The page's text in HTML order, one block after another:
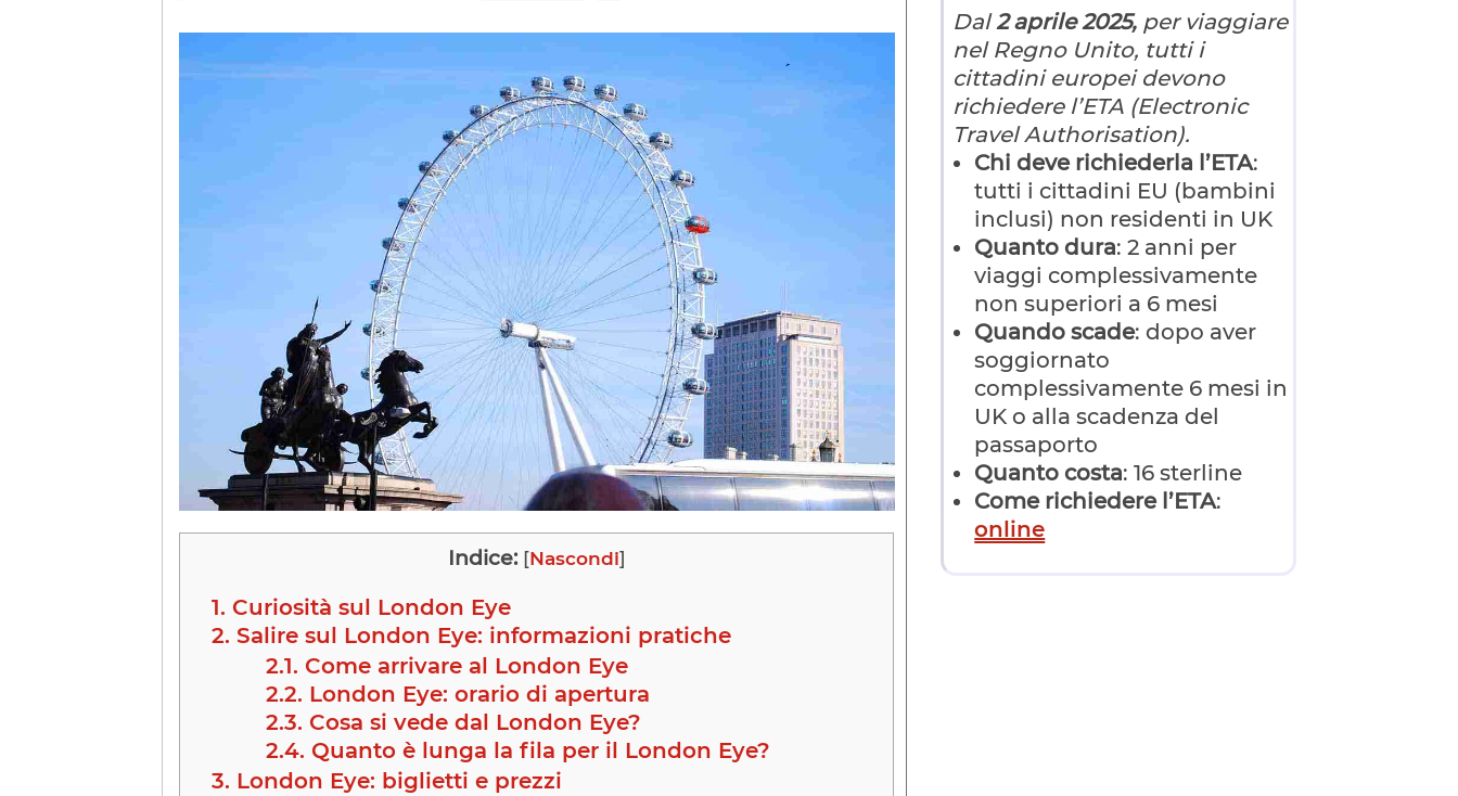
Indice: [Nascondi]
1. Curiosità sul London Eye
2. Salire sul London Eye: informazioni pratiche
2.1. Come arrivare al London Eye
2.2. London Eye: orario di apertura
2.3. Cosa si vede dal London Eye?
2.4. Quanto è lunga la fila per il London Eye?
3. London Eye: biglietti e prezzi
Dal2 aprile 2025, per viaggiare
nel Regno Unito, tutti i
cittadini europei devono
richiedere l’ETA (Electronic
Travel Authorisation).
Chi deve richiederla l’ETA:
tutti i cittadini EU (bambini
inclusi) non residenti in UK
Quanto dura: 2 anni per
viaggi complessivamente
non superiori a 6 mesi
Quando scade: dopo aver
soggiornato
complessivamente 6 mesi in
UK o alla scadenza del
passaporto
Quanto costa: 16 sterline
Come richiedere l’ETA:
online